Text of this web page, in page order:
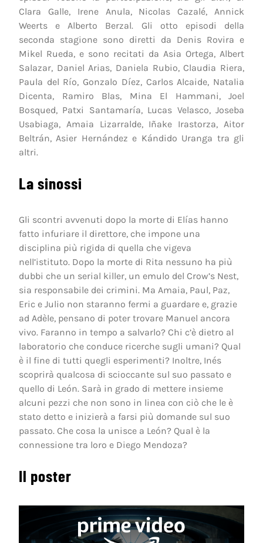
Clara Galle, Irene Anula, Nicolas Cazalé, Annick
Weerts e Alberto Berzal. Gli otto episodi della
seconda stagione sono diretti da Denis Rovira e
Mikel Rueda, e sono recitati da Asia Ortega, Albert
Salazar, Daniel Arias, Daniela Rubio, Claudia Riera,
Paula del Río, Gonzalo Díez, Carlos Alcaide, Natalia
Dicenta, Ramiro Blas, Mina El Hammani, Joel
Bosqued, Patxi Santamaría, Lucas Velasco, Joseba
Usabiaga, Amaia Lizarralde, Iñake Irastorza, Aitor
Beltrán, Asier Hernández e Kándido Uranga tra gli
altri.
La sinossi
Gli scontri avvenuti dopo la morte di Elías hanno
fatto infuriare il direttore, che impone una
disciplina più rigida di quella che vigeva
nell’istituto. Dopo la morte di Rita nessuno ha più
dubbi che un serial killer, un emulo del Crow’s Nest,
sia responsabile dei crimini. Ma Amaia, Paul, Paz,
Eric e Julio non staranno fermi a guardare e, grazie
ad Adèle, pensano di poter trovare Manuel ancora
vivo. Faranno in tempo a salvarlo? Chi c’è dietro al
laboratorio che conduce ricerche sugli umani? Qual
è il fine di tutti quegli esperimenti? Inoltre, Inés
scoprirà qualcosa di scioccante sul suo passato e
quello di León. Sarà in grado di mettere insieme
alcuni pezzi che non sono in linea con ciò che le è
stato detto e inizierà a farsi più domande sul suo
passato. Che cosa la unisce a León? Qual è la
connessione tra loro e Diego Mendoza?
Il poster